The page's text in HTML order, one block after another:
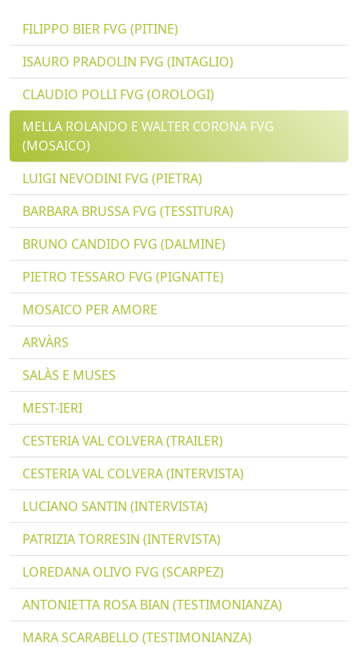
FILIPPO BIER FVG (PITINE)
ISAURO PRADOLIN FVG (INTAGLIO)
CLAUDIO POLLI FVG (OROLOGI)
MELLA ROLANDO E WALTER CORONA FVG
(MOSAICO)
LUIGI NEVODINI FVG (PIETRA)
BARBARA BRUSSA FVG (TESSITURA)
BRUNO CANDIDO FVG (DALMINE)
PIETRO TESSARO FVG (PIGNATTE)
MOSAICO PER AMORE
ARVÀRS
SALÀS E MUSES
MEST-IERI
CESTERIA VAL COLVERA (TRAILER)
CESTERIA VAL COLVERA (INTERVISTA)
LUCIANO SANTIN (INTERVISTA)
PATRIZIA TORRESIN (INTERVISTA)
LOREDANA OLIVO FVG (SCARPEZ)
ANTONIETTA ROSA BIAN (TESTIMONIANZA)
MARA SCARABELLO (TESTIMONIANZA)